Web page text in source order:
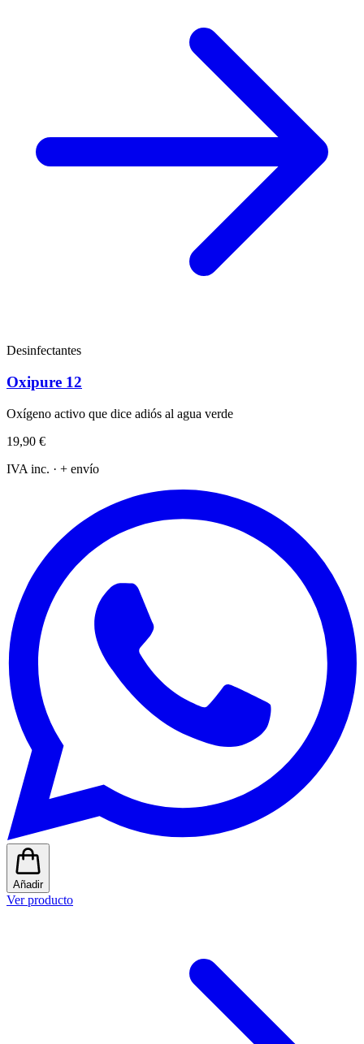
Desinfectantes
Oxipure 12
Oxígeno activo que dice adiós al agua verde
19,90 €
IVA inc. · + envío
Añadir
Ver producto